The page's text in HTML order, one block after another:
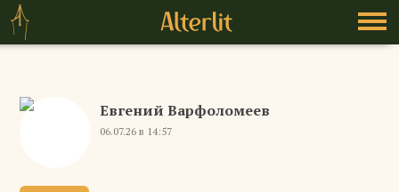
Евгений Варфоломеев
06.07.26 в 14:57